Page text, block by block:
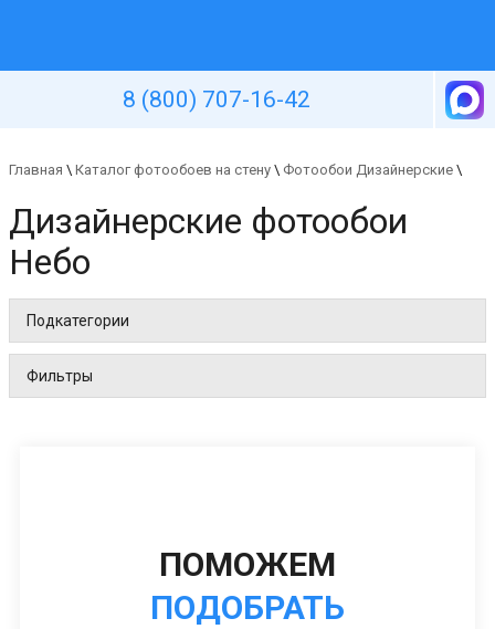
8 (800) 707-16-42
Главная \ Каталог фотообоев на стену \ Фотообои Дизайнерские \
Дизайнерские фотообои
Небо
Подкатегории
Фильтры
ПОМОЖЕМ
ПОДОБРАТЬ